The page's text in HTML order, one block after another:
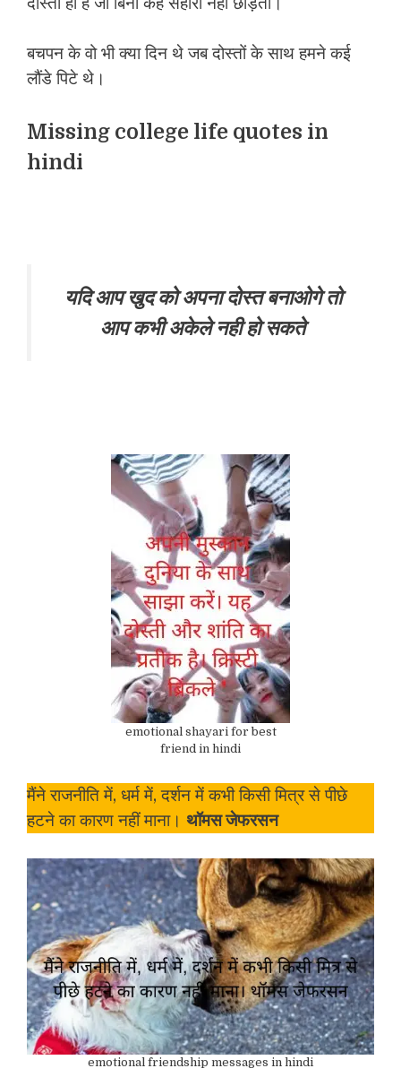
बचपन के वो भी क्या दिन थे जब दोस्तों के साथ हमने कई
लौंडे पिटे थे।
Missing college life quotes in
hindi
यदि आप खुद को अपना दोस्त बनाओगे तो
आप कभी अकेले नही हो सकते
emotional shayari for best
friend in hindi
मैंने राजनीति में, धर्म में, दर्शन में कभी किसी मित्र से पीछे
हटने का कारण नहीं माना। थॉमस जेफरसन
emotional friendship messages in hindi